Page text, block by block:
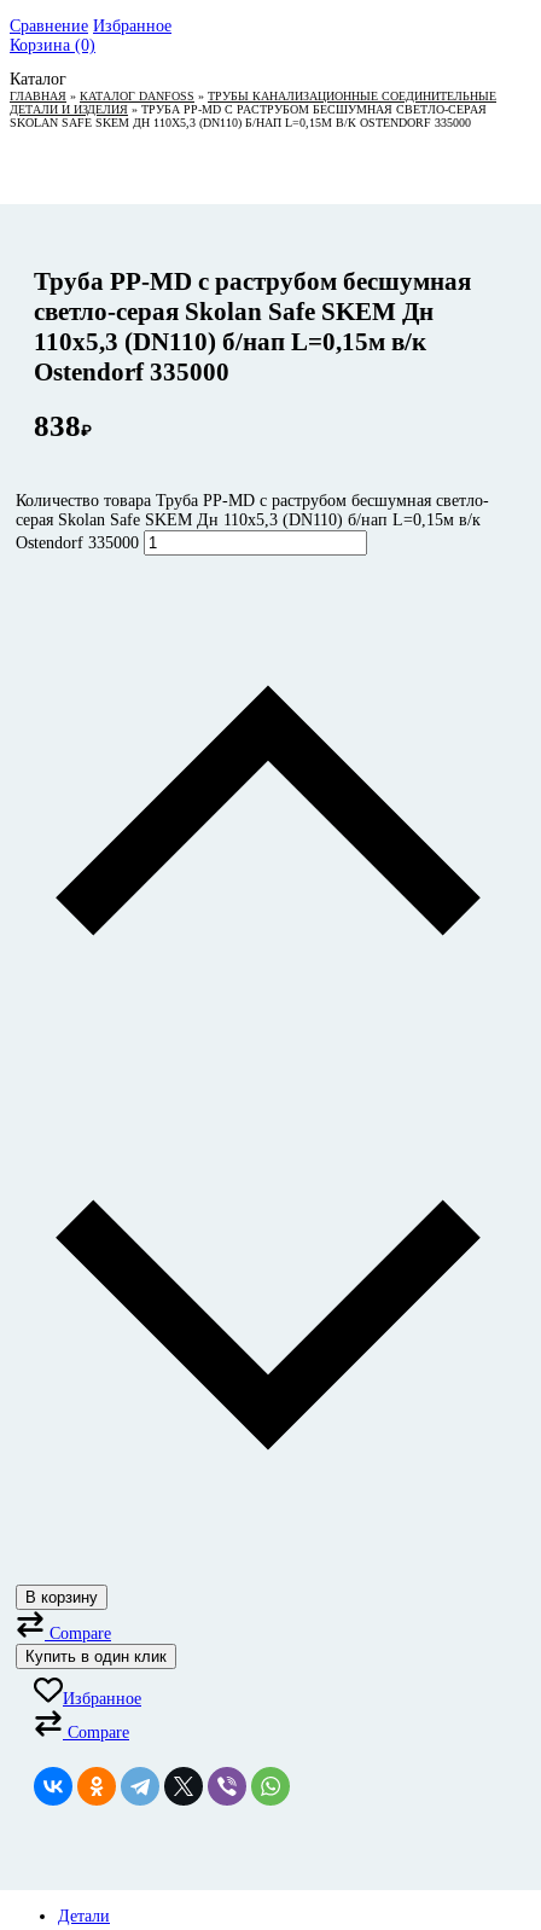
Сравнение Избранное
Корзина (0)
Каталог
ГЛАВНАЯ » КАТАЛОГ DANFOSS » ТРУБЫ КАНАЛИЗАЦИОННЫЕ СОЕДИНИТЕЛЬНЫЕ
ДЕТАЛИ И ИЗДЕЛИЯ » ТРУБА PP-MD С РАСТРУБОМ БЕСШУМНАЯ СВЕТЛО-СЕРАЯ
SKOLAN SAFE SKEM ДН 110Х5,3 (DN110) Б/НАП L=0,15М В/К OSTENDORF 335000
Труба PP-MD с раструбом бесшумная
светло-серая Skolan Safe SKEM Дн
110х5,3 (DN110) б/нап L=0,15м в/к
Ostendorf 335000
838₽
Количество товара Труба PP-MD с раструбом бесшумная светло-
серая Skolan Safe SKEM Дн 110х5,3 (DN110) б/нап L=0,15м в/к
Ostendorf 335000
В корзину
Compare
Купить в один клик
Избранное
Compare
Детали